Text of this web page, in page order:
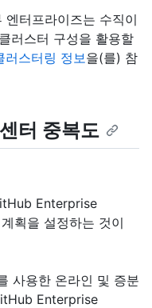
터프라이즈는 수직이
러스터 구성을 활용할
러스터링 정보 을(를) 참
터 중복도
Enterprise
획을 설정하는 것이
사용한 온라인 및 증분
Enterprise